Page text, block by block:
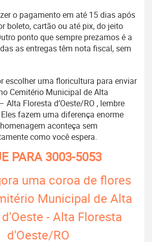
o pagamento em até 15 dias após
boleto, cartão ou até pix, do jeito
ponto que sempre prezamos é a
as entregas têm nota fiscal, sem
escolher uma floricultura para enviar
Cemitério Municipal de Alta
Alta Floresta d’Oeste/RO , lembre
fazem uma diferença enorme
aconteça sem
como você espera.
PARA3003-5053
uma coroa de flores
Municipal de Alta
- Alta Floresta
d'Oeste/RO